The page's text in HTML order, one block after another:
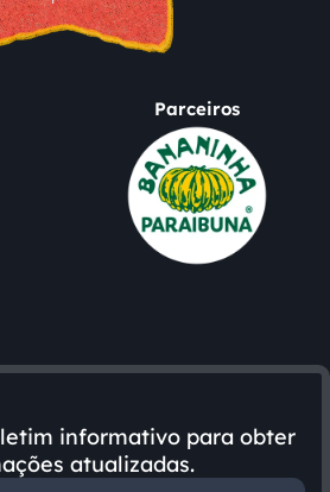
Parceiros
informativo para obter
atualizadas.